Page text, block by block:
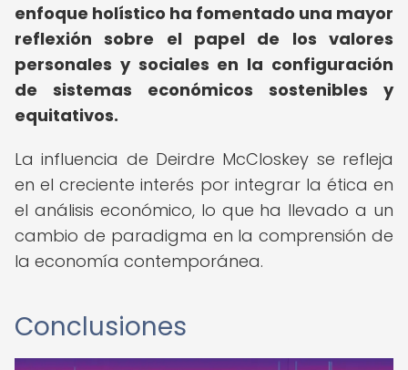
enfoque holístico ha fomentado una mayor
reflexión sobre el papel de los valores
personales y sociales en la configuración
de sistemas económicos sostenibles y
equitativos.
La influencia de Deirdre McCloskey se refleja
en el creciente interés por integrar la ética en
el análisis económico, lo que ha llevado a un
cambio de paradigma en la comprensión de
la economía contemporánea.
Conclusiones